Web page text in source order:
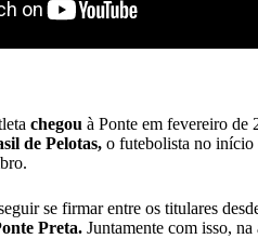
chegou à Ponte em fevereiro de
de Pelotas, o futebolista no início
se firmar entre os titulares
Preta. Juntamente com isso,